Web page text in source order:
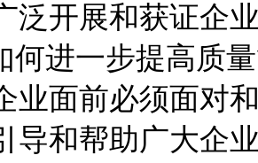
泛开展和获证企
何进一步提高质
业面前必须面对
和帮助广大企业